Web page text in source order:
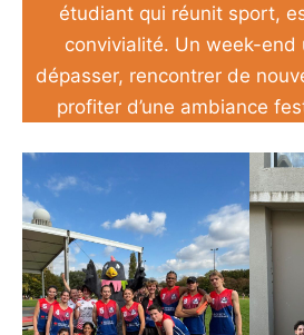
étudiant qui réunit sport,
convivialité. Un week-end
dépasser, rencontrer de
profiter d’une ambiance